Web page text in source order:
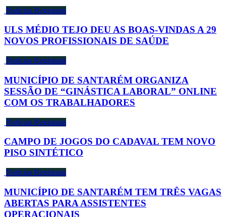
Notícias Regionais
ULS MÉDIO TEJO DEU AS BOAS-VINDAS A 29
NOVOS PROFISSIONAIS DE SAÚDE
Notícias Regionais
MUNICÍPIO DE SANTARÉM ORGANIZA
SESSÃO DE “GINÁSTICA LABORAL” ONLINE
COM OS TRABALHADORES
Notícias Regionais
CAMPO DE JOGOS DO CADAVAL TEM NOVO
PISO SINTÉTICO
Notícias Regionais
MUNICÍPIO DE SANTARÉM TEM TRÊS VAGAS
ABERTAS PARA ASSISTENTES
OPERACIONAIS